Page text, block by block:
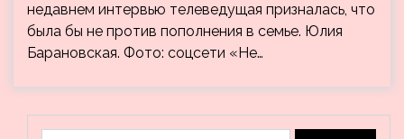
недавнем интервью телеведущая призналась, что
была бы не против пополнения в семье. Юлия
Барановская. Фото: соцсети «Не…